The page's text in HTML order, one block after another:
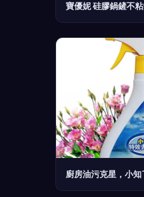
廚房油污克星，小